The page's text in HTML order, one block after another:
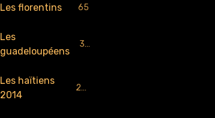
Les florentins 65
Les
guadeloupéens
30
Les haïtiens
2014
218